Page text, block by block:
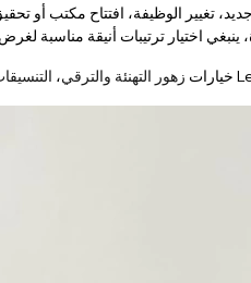
تغيير الوظيفة، افتتاح مكتب أو
خيارات زهور التهنئة والترقي،